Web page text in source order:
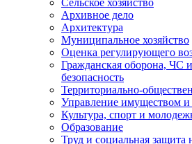
Сельское хозяйство
Архивное дело
Архитектура
Муниципальное хозяйство
Оценка регулирующего
Гражданская оборона, ЧС
безопасность
Территориально-
Управление имуществом и
Культура, спорт и
Образование
Труд и социальная защита